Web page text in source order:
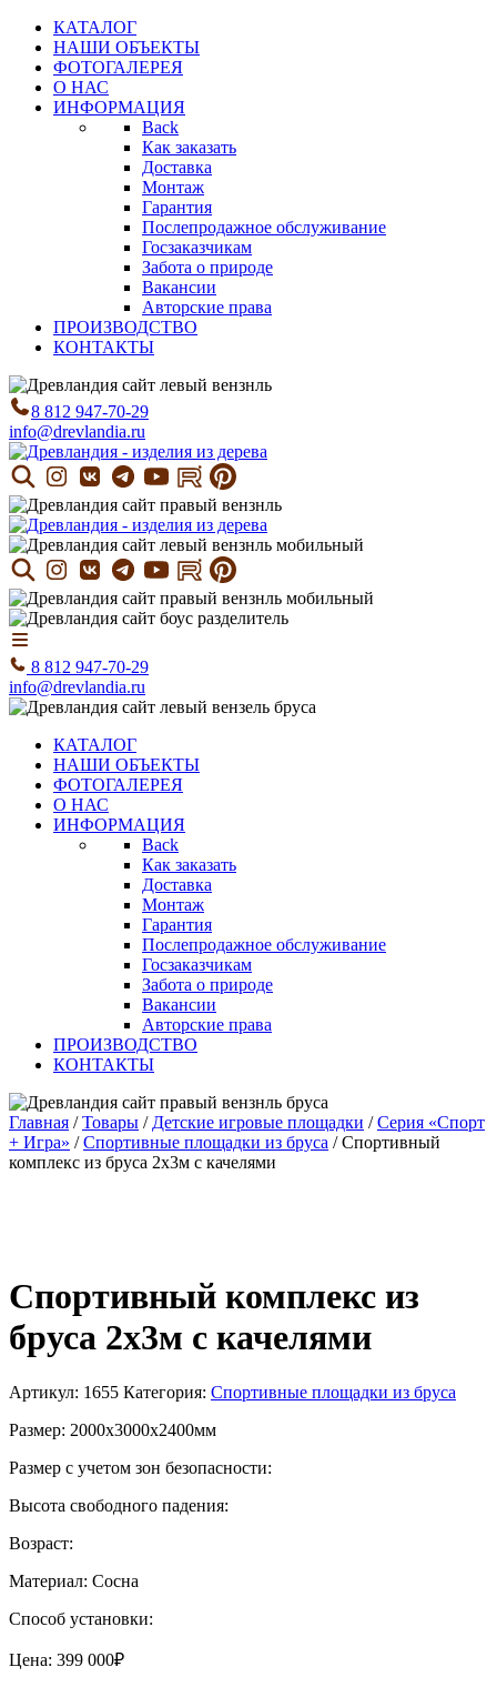
КАТАЛОГ
НАШИ ОБЪЕКТЫ
ФОТОГАЛЕРЕЯ
О НАС
ИНФОРМАЦИЯ
Back
Как заказать
Доставка
Монтаж
Гарантия
Послепродажное обслуживание
Госзаказчикам
Забота о природе
Вакансии
Авторские права
ПРОИЗВОДСТВО
КОНТАКТЫ
8 812 947-70-29
info@drevlandia.ru
8 812 947-70-29
info@drevlandia.ru
КАТАЛОГ
НАШИ ОБЪЕКТЫ
ФОТОГАЛЕРЕЯ
О НАС
ИНФОРМАЦИЯ
Back
Как заказать
Доставка
Монтаж
Гарантия
Послепродажное обслуживание
Госзаказчикам
Забота о природе
Вакансии
Авторские права
ПРОИЗВОДСТВО
КОНТАКТЫ
Главная /Товары / Детские игровые площадки /Серия «Спорт
+ Игра» /Спортивные площадки из бруса /Спортивный
комплекс из бруса 2х3м с качелями
Спортивный комплекс из
бруса 2х3м с качелями
Артикул: 1655 Категория: Спортивные площадки из бруса
Размер: 2000х3000х2400мм
Размер с учетом зон безопасности:
Высота свободного падения:
Возраст:
Материал: Сосна
Способ установки:
Цена: 399 000₽